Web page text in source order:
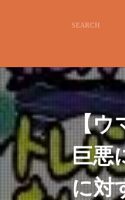
【ウ
巨悪
に対